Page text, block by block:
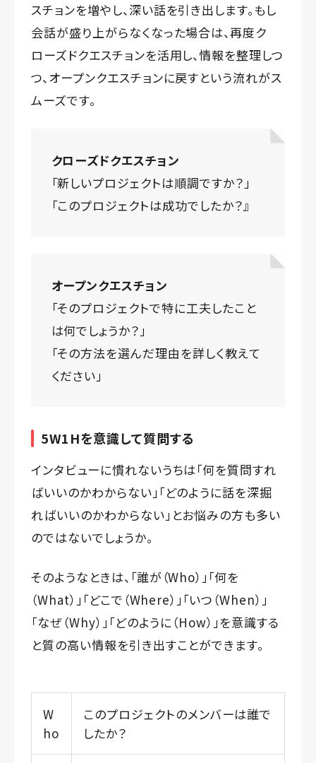
スチョンを増やし、深い話を引き出します。もし
会話が盛り上がらなくなった場合は、再度ク
ローズドクエスチョンを活用し、情報を整理しつ
つ、オープンクエスチョンに戻すという流れがス
ムーズです。
クローズドクエスチョン
「新しいプロジェクトは順調ですか？」
「このプロジェクトは成功でしたか？』
オープンクエスチョン
「そのプロジェクトで特に工夫したこと
は何でしょうか？」
「その方法を選んだ理由を詳しく教えて
ください」
5W1Hを意識して質問する
インタビューに慣れないうちは「何を質問すれ
ばいいのかわからない」「どのように話を深掘
ればいいのかわからない」とお悩みの方も多い
のではないでしょうか。
そのようなときは、「誰が（Who）」「何を
（What）」「どこで（Where）」「いつ（When）」
「なぜ（Why）」「どのように（How）」を意識する
と質の高い情報を引き出すことができます。
W
ho
このプロジェクトのメンバーは誰で
したか？